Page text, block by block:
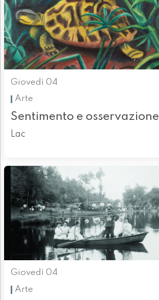
Giovedì 04
Arte
Sentimento e osservazione
Lac
Giovedì 04
Arte